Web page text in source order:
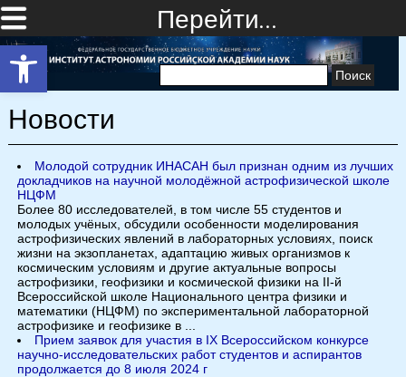
Открыть панель инструментов
Перейти…
Найти:
Новости
Молодой сотрудник ИНАСАН был признан одним из лучших
докладчиков на научной молодёжной астрофизической школе
НЦФМ
Более 80 исследователей, в том числе 55 студентов и
молодых учёных, обсудили особенности моделирования
астрофизических явлений в лабораторных условиях, поиск
жизни на экзопланетах, адаптацию живых организмов к
космическим условиям и другие актуальные вопросы
астрофизики, геофизики и космической физики на II-й
Всероссийской школе Национального центра физики и
математики (НЦФМ) по экспериментальной лабораторной
астрофизике и геофизике в ...
Прием заявок для участия в IX Всероссийском конкурсе
научно-исследовательских работ студентов и аспирантов
продолжается до 8 июля 2024 г